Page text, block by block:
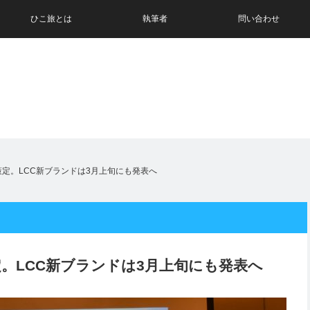
ひこ旅とは 執筆者 問い合わせ
。LCC新ブランドは3月上旬にも発表へ
LCC新ブランドは3月上旬にも発表へ